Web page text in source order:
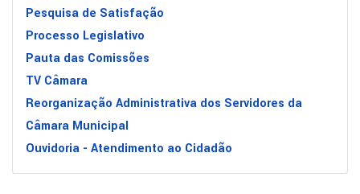
Pesquisa de Satisfação
Processo Legislativo
Pauta das Comissões
TV Câmara
Reorganização Administrativa dos Servidores da
Câmara Municipal
Ouvidoria - Atendimento ao Cidadão